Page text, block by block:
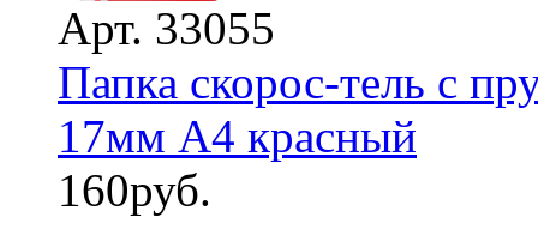
Арт. 33055
Папка скорос-тель с
17мм А4 красный
160руб.